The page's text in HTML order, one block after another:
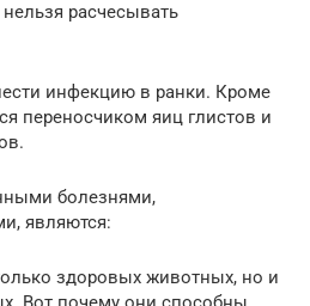
нельзя расчесывать
инфекцию в ранки. Кроме
переносчиком яиц глистов и
болезнями,
являются:
здоровых животных, но и